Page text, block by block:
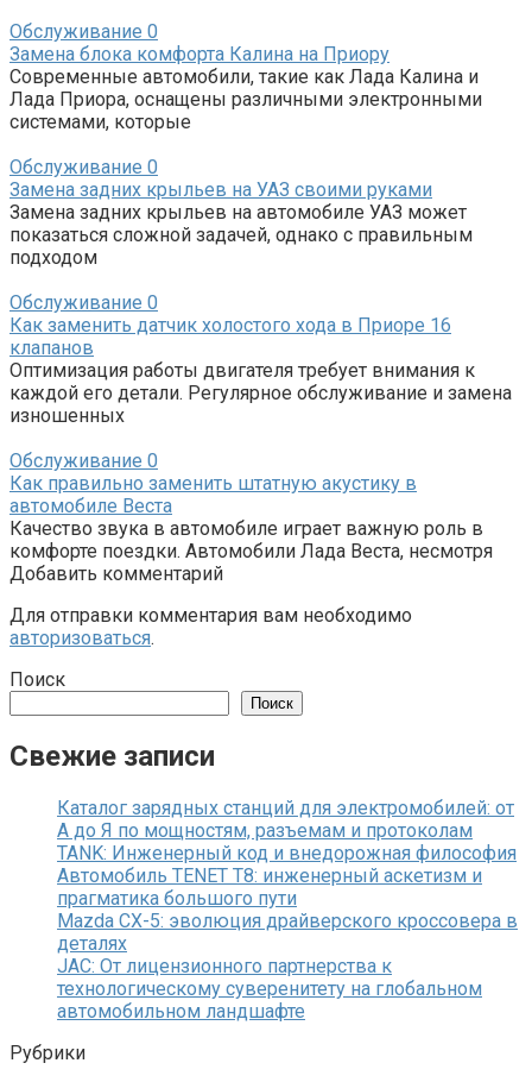
Обслуживание 0
Замена блока комфорта Калина на Приору
Современные автомобили, такие как Лада Калина и
Лада Приора, оснащены различными электронными
системами, которые
Обслуживание 0
Замена задних крыльев на УАЗ своими руками
Замена задних крыльев на автомобиле УАЗ может
показаться сложной задачей, однако с правильным
подходом
Обслуживание 0
Как заменить датчик холостого хода в Приоре 16
клапанов
Оптимизация работы двигателя требует внимания к
каждой его детали. Регулярное обслуживание и замена
изношенных
Обслуживание 0
Как правильно заменить штатную акустику в
автомобиле Веста
Качество звука в автомобиле играет важную роль в
комфорте поездки. Автомобили Лада Веста, несмотря
Добавить комментарий
Для отправки комментария вам необходимо
авторизоваться.
Поиск
Поиск
Свежие записи
Каталог зарядных станций для электромобилей: от
А до Я по мощностям, разъемам и протоколам
TANK: Инженерный код и внедорожная философия
Автомобиль TENET T8: инженерный аскетизм и
прагматика большого пути
Mazda CX-5: эволюция драйверского кроссовера в
деталях
JAC: От лицензионного партнерства к
технологическому суверенитету на глобальном
автомобильном ландшафте
Рубрики